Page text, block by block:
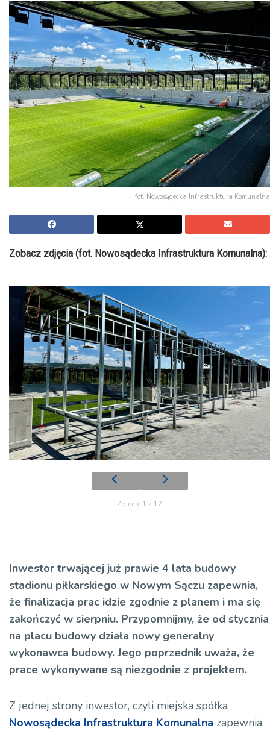
fot. Nowosądecka Infrastruktura Komunalna
Zobacz zdjęcia (fot. Nowosądecka Infrastruktura Komunalna):
Zdjęcie 1 z 17
Inwestor trwającej już prawie 4 lata budowy
stadionu piłkarskiego w Nowym Sączu zapewnia,
że finalizacja prac idzie zgodnie z planem i ma się
zakończyć w sierpniu. Przypomnijmy, że od stycznia
na placu budowy działa nowy generalny
wykonawca budowy. Jego poprzednik uważa, że
prace wykonywane są niezgodnie z projektem.
Z jednej strony inwestor, czyli miejska spółka
Nowosądecka Infrastruktura Komunalna zapewnia,